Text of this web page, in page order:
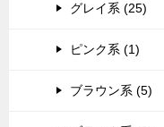
グレイ系 (25)
ピンク系 (1)
ブラウン系 (5)